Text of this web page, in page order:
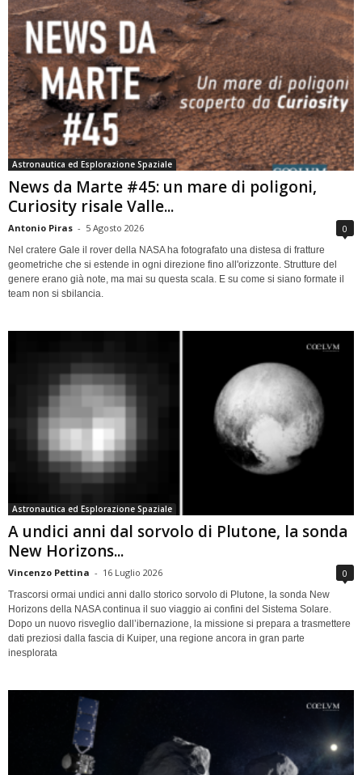
Astronautica ed Esplorazione Spaziale
News da Marte #45: un mare di poligoni,
Curiosity risale Valle...
Antonio Piras - 5 Agosto 2026 0
Nel cratere Gale il rover della NASA ha fotografato una distesa di fratture
geometriche che si estende in ogni direzione fino all'orizzonte. Strutture del
genere erano già note, ma mai su questa scala. E su come si siano formate il
team non si sbilancia.
Astronautica ed Esplorazione Spaziale
A undici anni dal sorvolo di Plutone, la sonda
New Horizons...
Vincenzo Pettina - 16 Luglio 2026 0
Trascorsi ormai undici anni dallo storico sorvolo di Plutone, la sonda New
Horizons della NASA continua il suo viaggio ai confini del Sistema Solare.
Dopo un nuovo risveglio dall’ibernazione, la missione si prepara a trasmettere
dati preziosi dalla fascia di Kuiper, una regione ancora in gran parte
inesplorata